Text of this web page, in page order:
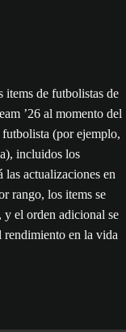
de futbolistas de
’26 al momento del
(por ejemplo,
incluidos los
las actualizaciones en
rango, los items se
el orden adicional se
rendimiento en la vida